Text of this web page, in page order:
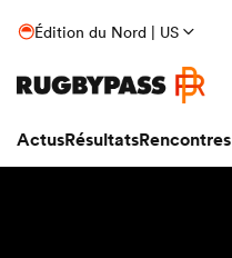
Édition du Nord | US
ActusRésultatsRencontres